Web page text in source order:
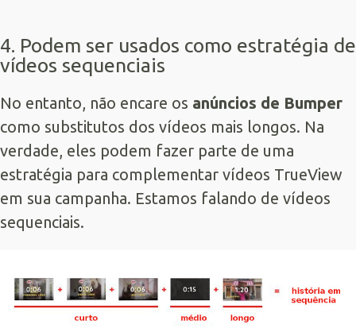
4. Podem ser usados como estratégia de
vídeos sequenciais
No entanto, não encare os anúncios de Bumper
como substitutos dos vídeos mais longos. Na
verdade, eles podem fazer parte de uma
estratégia para complementar vídeos TrueView
em sua campanha. Estamos falando de vídeos
sequenciais.